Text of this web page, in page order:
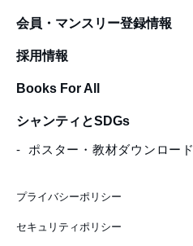
会員・マンスリー登録情報
採用情報
Books For All
シャンティとSDGs
ポスター・教材ダウンロード
プライバシーポリシー
セキュリティポリシー